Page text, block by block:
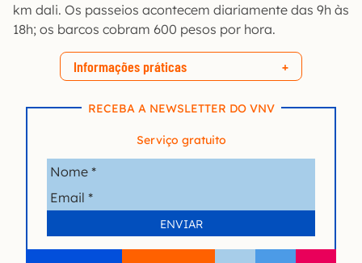
km dali. Os passeios acontecem diariamente das 9h às
18h; os barcos cobram 600 pesos por hora.
Informações práticas
RECEBA A NEWSLETTER DO VNV
Serviço gratuito